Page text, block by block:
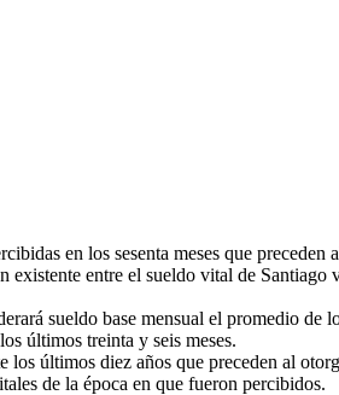
en los sesenta meses que preceden
existente entre el sueldo vital de Santiago
sueldo base mensual el promedio de
últimos treinta y seis meses.
últimos diez años que preceden al
de la época en que fueron percibidos.